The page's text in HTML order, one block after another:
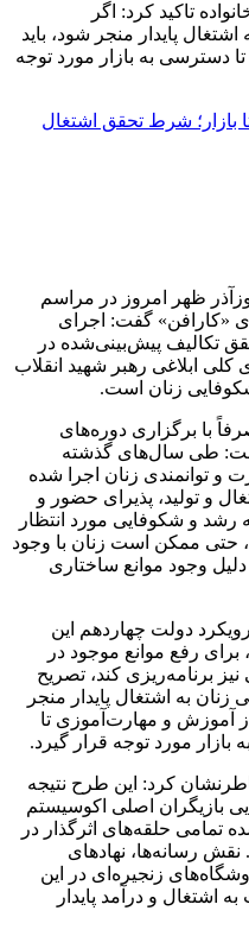
تاکید کرد: اگر
پایدار منجر شود، باید
دسترسی به بازار مورد توجه
ظهر امروز در مراسم
«کارافن» گفت: اجرای
تکالیف پیش‌بینی‌شده در
کلی ابلاغی رهبر شهید انقلاب
زنان است.
با برگزاری دوره‌های
طی سال‌های گذشته
و توانمندی زنان اجرا شده
و تولید، پذیرای حضور و
رشد و شکوفایی مورد انتظار
حتی ممکن است زنان با وجود
وجود موانع ساختاری
دولت چهاردهم این
برای رفع موانع موجود در
برنامه‌ریزی کند، تصریح
به اشتغال پایدار منجر
آموزش و مهارت‌آموزی تا
بازار مورد توجه قرار گیرد.
کرد: این طرح نتیجه
بازیگران اصلی اکوسیستم
تمامی حلقه‌های اثرگذار در
نقش رسانه‌ها، نهادهای
زنجیره‌ای در این
اشتغال و درآمد پایدار